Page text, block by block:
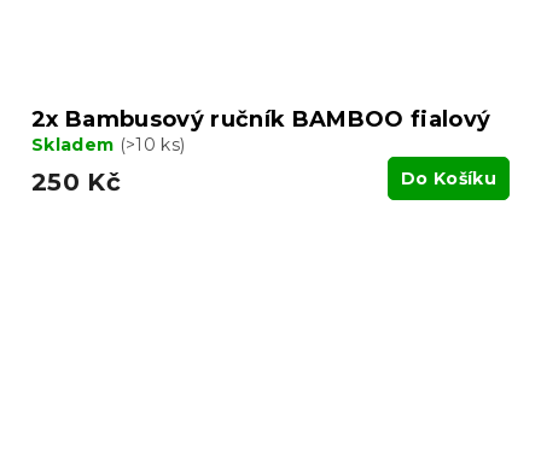
2x Bambusový ručník BAMBOO fialový
Skladem (>10 ks)
250 Kč Do Košíku